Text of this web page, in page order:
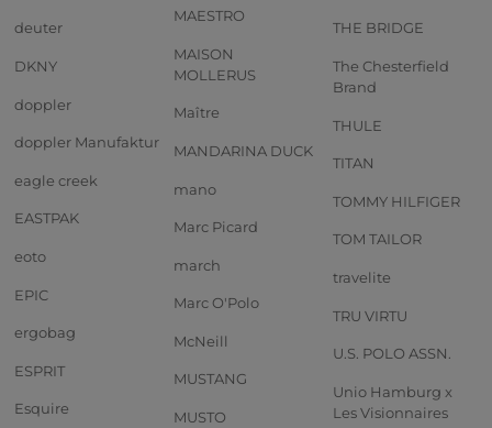
deuter
DKNY
doppler
doppler Manufaktur
eagle creek
EASTPAK
eoto
EPIC
ergobag
ESPRIT
Esquire
MAESTRO
MAISON
MOLLERUS
Maître
MANDARINA DUCK
mano
Marc Picard
march
Marc O'Polo
McNeill
MUSTANG
MUSTO
THE BRIDGE
The Chesterfield
Brand
THULE
TITAN
TOMMY HILFIGER
TOM TAILOR
travelite
TRU VIRTU
U.S. POLO ASSN.
Unio Hamburg x
Les Visionnaires